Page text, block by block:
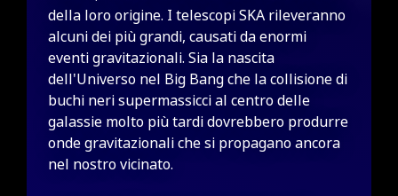
della loro origine. I telescopi SKA rileveranno
alcuni dei più grandi, causati da enormi
eventi gravitazionali. Sia la nascita
dell'Universo nel Big Bang che la collisione di
buchi neri supermassicci al centro delle
galassie molto più tardi dovrebbero produrre
onde gravitazionali che si propagano ancora
nel nostro vicinato.